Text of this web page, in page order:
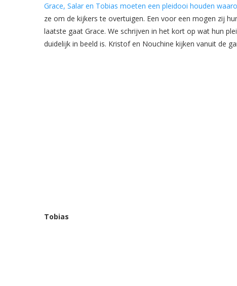
Grace, Salar en Tobias moeten een pleidooi houden
ze om de kijkers te overtuigen. Een voor een mogen zij
laatste gaat Grace. We schrijven in het kort op wat hun
duidelijk in beeld is. Kristof en Nouchine kijken vanuit de
Tobias